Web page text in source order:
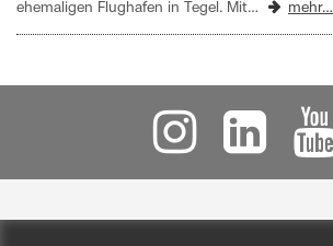
ehemaligen Flughafen in Tegel. Mit…
mehr…